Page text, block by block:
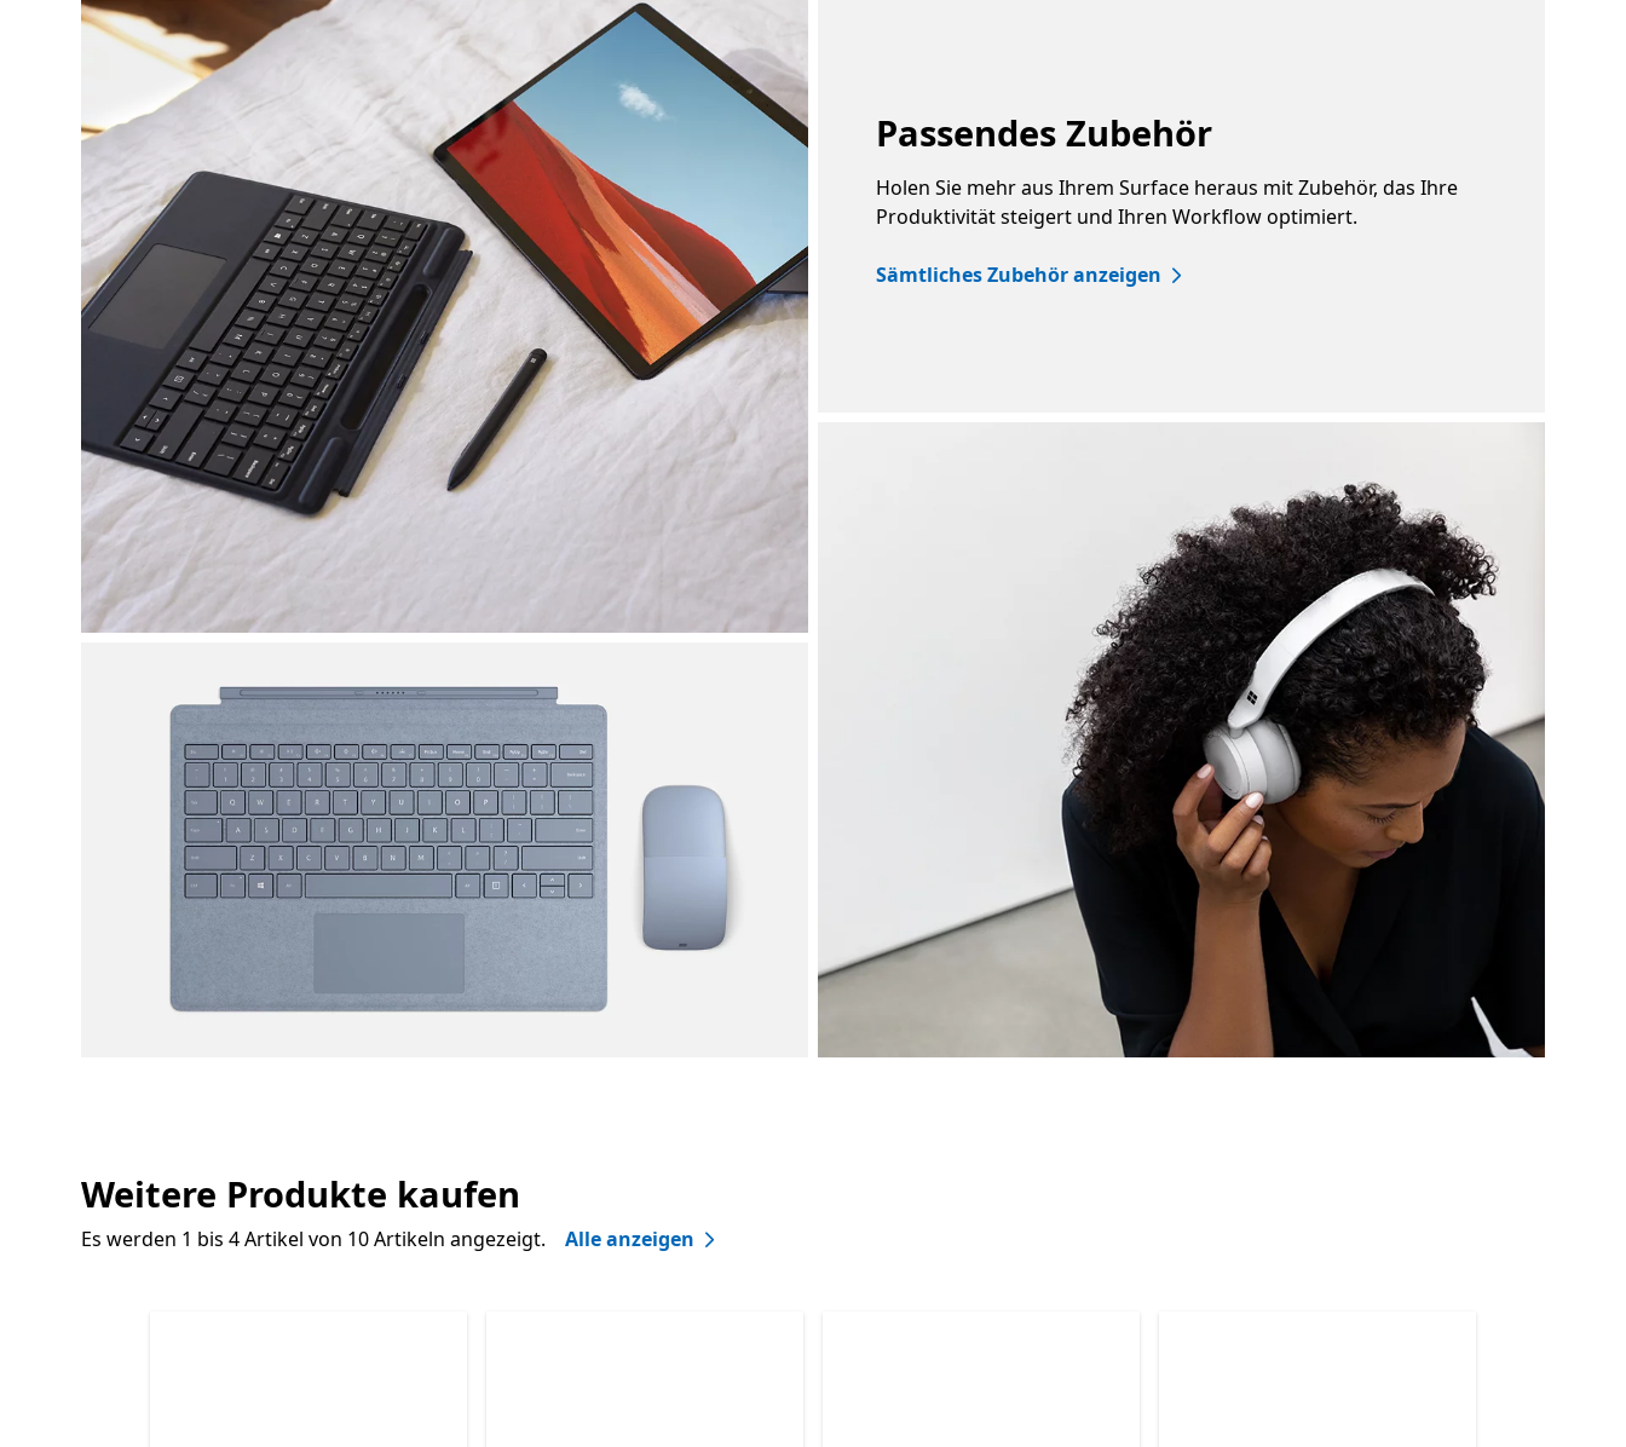
Passendes Zubehör
Holen Sie mehr aus Ihrem Surface heraus mit Zubehör, das Ihre
Produktivität steigert und Ihren Workflow optimiert.
Sämtliches Zubehör anzeigen
Weitere Produkte kaufen
Es werden 1 bis 4 Artikel von 10 Artikeln angezeigt. Alle anzeigen
Überspringen Weitere Produkte kaufen